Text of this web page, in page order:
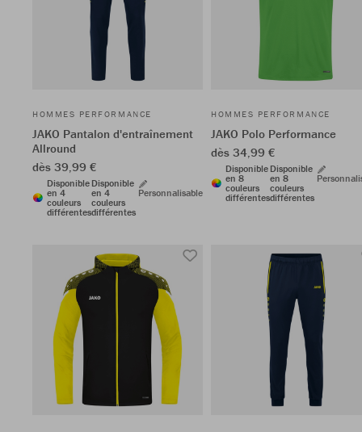
HOMMES PERFORMANCE
JAKO Pantalon d'entraînement
Allround
dès 39,99 €
Disponible
en 4
couleurs
différentes
Disponible
en 4
couleurs
différentes
Personnalisable
HOMMES PERFORMANCE
JAKO Polo Performance
dès 34,99 €
Disponible
en 8
couleurs
différentes
Disponible
en 8
couleurs
différentes